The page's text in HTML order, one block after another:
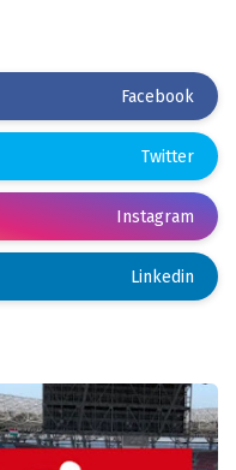
Facebook
Twitter
Instagram
Linkedin